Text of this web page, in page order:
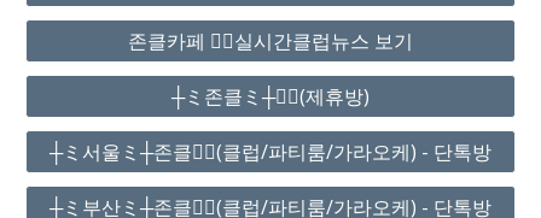
존클카페 ❤️‍🔥실시간클럽뉴스 보기
┼ミ존클ミ┼❤️‍🔥(제휴방)
┼ミ서울ミ┼존클❤️‍🔥(클럽/파티룸/가라오케) - 단톡방
┼ミ부산ミ┼존클❤️‍🔥(클럽/파티룸/가라오케) - 단톡방